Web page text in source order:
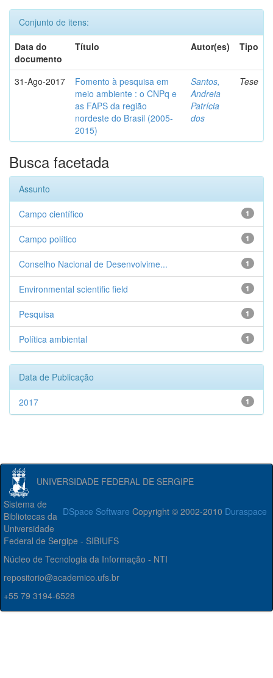
Conjunto de itens:
Data do
documento
Título Autor(es) Tipo
31-Ago-2017
Fomento à pesquisa em
meio ambiente : o CNPq e
as FAPS da região
nordeste do Brasil (2005-
2015)
Santos,
Andreia
Patrícia
dos
Tese
Busca facetada
Assunto
1
Campo científico
1
Campo político
1
Conselho Nacional de Desenvolvime...
1
Environmental scientific field
1
Pesquisa
1
Política ambiental
Data de Publicação
1
2017
UNIVERSIDADE FEDERAL DE SERGIPE
DSpace Software Copyright © 2002-2010 Duraspace
Sistema de
Bibliotecas da
Universidade
Federal de Sergipe - SIBIUFS
Núcleo de Tecnologia da Informação - NTI
repositorio@academico.ufs.br
+55 79 3194-6528